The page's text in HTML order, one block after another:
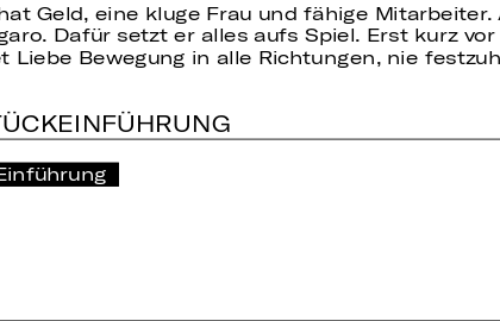
Geld, eine kluge Frau und fähige
Dafür setzt er alles aufs Spiel. Erst kurz
Liebe Bewegung in alle Richtungen, nie